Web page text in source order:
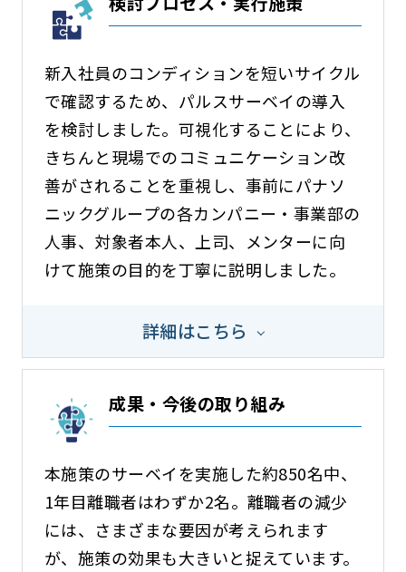
新入社員のコンディションを短いサイクル
で確認するため、パルスサーベイの導入
を検討しました。可視化することにより、
きちんと現場でのコミュニケーション改
善がされることを重視し、事前にパナソ
ニックグループの各カンパニー・事業部の
人事、対象者本人、上司、メンターに向
けて施策の目的を丁寧に説明しました。
詳細はこちら
成果・今後の取り組み
本施策のサーベイを実施した約850名中、
1年目離職者はわずか2名。離職者の減少
には、さまざまな要因が考えられます
が、施策の効果も大きいと捉えています。